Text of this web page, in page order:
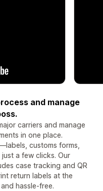
and manage
carriers and manage
in one place.
customs forms,
a few clicks. Our
case tracking and QR
return labels at the
hassle-free.